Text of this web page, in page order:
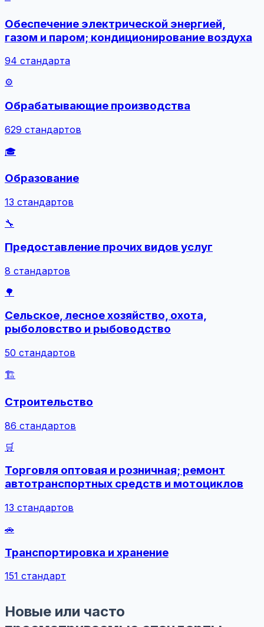
Обеспечение электрической энергией,
газом и паром; кондиционирование воздуха
94 стандарта
⚙️
Обрабатывающие производства
629 стандартов
🎓
Образование
13 стандартов
🔧
Предоставление прочих видов услуг
8 стандартов
🌳
Сельское, лесное хозяйство, охота,
рыболовство и рыбоводство
50 стандартов
🏗️
Строительство
86 стандартов
🛒
Торговля оптовая и розничная; ремонт
автотранспортных средств и мотоциклов
13 стандартов
🚗
Транспортировка и хранение
151 стандарт
Новые или часто